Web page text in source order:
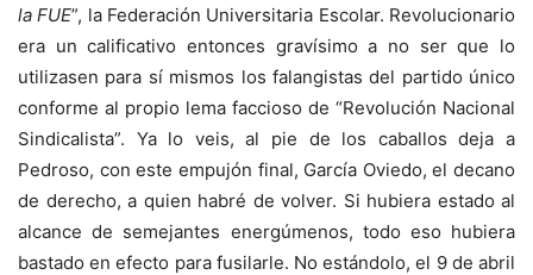
la FUE”, la Federación Universitaria Escolar. Revolucionario
era un calificativo entonces gravísimo a no ser que lo
utilizasen para sí mismos los falangistas del partido único
conforme al propio lema faccioso de “Revolución Nacional
Sindicalista”. Ya lo veis, al pie de los caballos deja a
Pedroso, con este empujón final, García Oviedo, el decano
de derecho, a quien habré de volver. Si hubiera estado al
alcance de semejantes energúmenos, todo eso hubiera
bastado en efecto para fusilarle. No estándolo, el 9 de abril